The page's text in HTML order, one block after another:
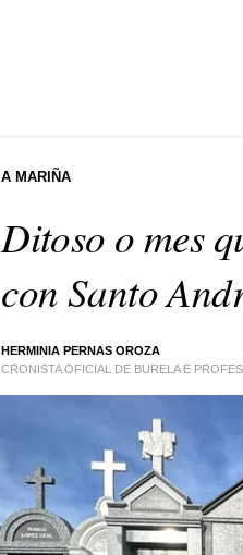
Ditoso o mes
con Santo
HERMINIA PERNAS OROZA
CRONISTA OFICIAL DE BURELA E
A MARIÑA